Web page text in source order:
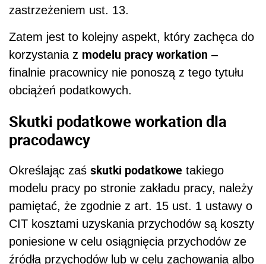
zastrzeżeniem ust. 13.
Zatem jest to kolejny aspekt, który zachęca do
korzystania z modelu pracy workation –
finalnie pracownicy nie ponoszą z tego tytułu
obciążeń podatkowych.
Skutki podatkowe workation dla
pracodawcy
Określając zaś skutki podatkowe takiego
modelu pracy po stronie zakładu pracy, należy
pamiętać, że zgodnie z art. 15 ust. 1 ustawy o
CIT kosztami uzyskania przychodów są koszty
poniesione w celu osiągnięcia przychodów ze
źródła przychodów lub w celu zachowania albo